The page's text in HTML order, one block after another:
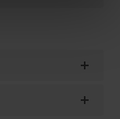
combinarle